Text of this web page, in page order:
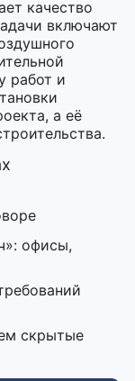
качество
включают
работ и
а её
офисы,
скрытые